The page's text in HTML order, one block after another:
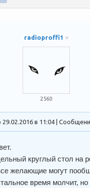
radioproffi1
2560
в 11:04 |
круглый стол на
желающие могут
время молчит, но